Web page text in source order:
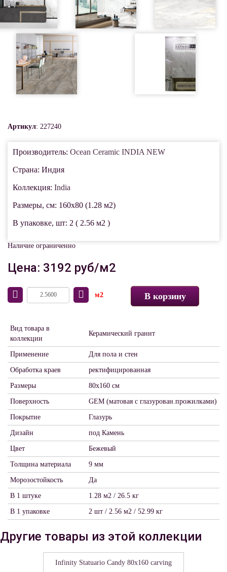
Артикул: 227240
Производитель: Ocean Ceramic INDIA NEW
Страна: Индия
Коллекция: India
Размеры, см: 160x80 (1.28 м2)
В упаковке, шт: 2 ( 2.56 м2 )
Наличие ограниченно
Цена: 3192 руб/м2
м2 В корзину
Вид товара в
коллекции
Керамический гранит
Применение Для пола и стен
Обработка краев ректифицированная
Размеры 80х160 см
Поверхность GEM (матовая с глазурован.прожилками)
Покрытие Глазурь
Дизайн под Камень
Цвет Бежевый
Толщина материала 9 мм
Морозостойкость Да
В 1 штуке 1.28 м2 / 26.5 кг
В 1 упаковке 2 шт / 2.56 м2 / 52.99 кг
Другие товары из этой коллекции
Infinity Statuario Candy 80х160 carving